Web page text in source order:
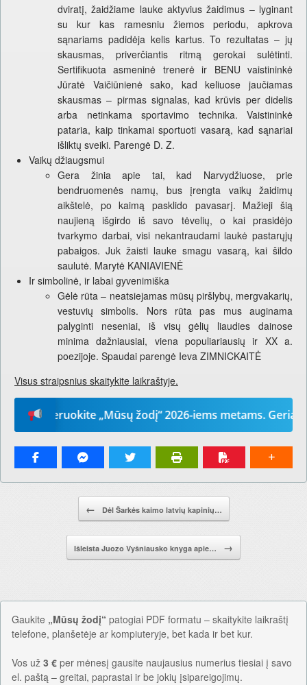
dviratį, žaidžiame lauke aktyvius žaidimus – lyginant
su kur kas ramesniu žiemos periodu, apkrova
sąnariams padidėja kelis kartus. To rezultatas – jų
skausmas, priverčiantis ritmą gerokai sulėtinti.
Sertifikuota asmeninė trenerė ir BENU vaistininkė
Jūratė Vaičiūnienė sako, kad keliuose jaučiamas
skausmas – pirmas signalas, kad krūvis per didelis
arba netinkama sportavimo technika. Vaistininkė
pataria, kaip tinkamai sportuoti vasarą, kad sąnariai
išliktų sveiki. Parengė D. Z.
Vaikų džiaugsmui
Gera žinia apie tai, kad Narvydžiuose, prie
bendruomenės namų, bus įrengta vaikų žaidimų
aikštelė, po kaimą pasklido pavasarį. Mažieji šią
naujieną išgirdo iš savo tėvelių, o kai prasidėjo
tvarkymo darbai, visi nekantraudami laukė pastarųjų
pabaigos. Juk žaisti lauke smagu vasarą, kai šildo
saulutė. Marytė KANIAVIENĖ
Ir simbolinė, ir labai gyvenimiška
Gėlė rūta – neatsiejamas mūsų piršlybų, mergvakarių,
vestuvių simbolis. Nors rūta pas mus auginama
palyginti neseniai, iš visų gėlių liaudies dainose
minima dažniausiai, viena populiariausių ir XX a.
poezijoje. Spaudai parengė Ieva ZIMNICKAITĖ
Visus straipsnius skaitykite laikraštyje.
„Mūsų žodį“ 2026-iems metams. Geriausia
← Dėl Šarkės kaimo latvių kapinių…
Išleista Juozo Vyšniausko knyga apie… →
Gaukite „Mūsų žodį“ patogiai PDF formatu – skaitykite laikraštį
telefone, planšetėje ar kompiuteryje, bet kada ir bet kur.
Vos už 3 € per mėnesį gausite naujausius numerius tiesiai į savo
el. paštą – greitai, paprastai ir be jokių įsipareigojimų.